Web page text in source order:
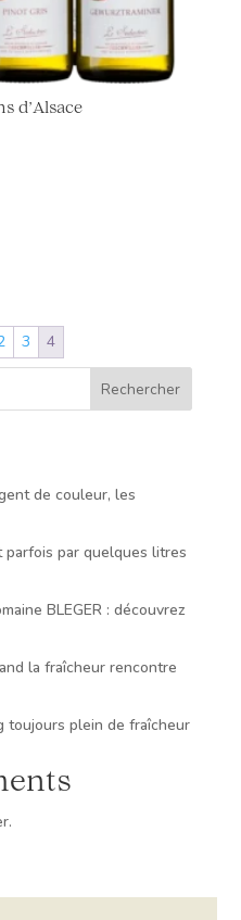
d’Alsace
3 4
Rechercher
de couleur, les
parfois par quelques litres
BLEGER : découvrez
la fraîcheur rencontre
toujours plein de fraîcheur